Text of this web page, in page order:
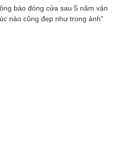
báo đóng cửa sau 5 năm vận
nào cũng đẹp như trong ảnh"